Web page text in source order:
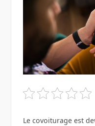
Le covoiturage est